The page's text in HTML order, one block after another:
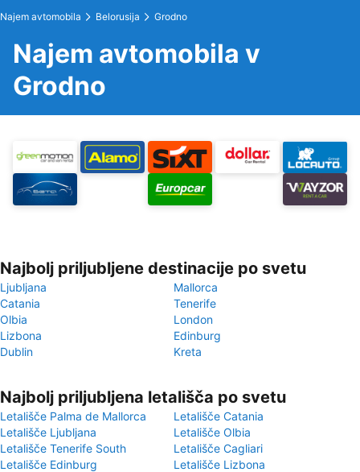
Najem avtomobila Belorusija Grodno
Najem avtomobila v
Grodno
Najbolj priljubljene destinacije po svetu
Ljubljana
Mallorca
Catania
Tenerife
Olbia
London
Lizbona
Edinburg
Dublin
Kreta
Najbolj priljubljena letališča po svetu
Letališče Palma de Mallorca
Letališče Catania
Letališče Ljubljana
Letališče Olbia
Letališče Tenerife South
Letališče Cagliari
Letališče Edinburg
Letališče Lizbona